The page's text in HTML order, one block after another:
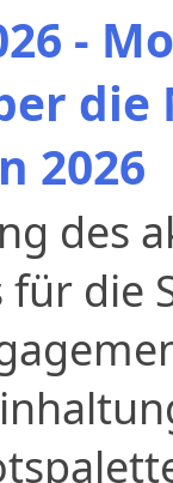
-
die
2026
des
die